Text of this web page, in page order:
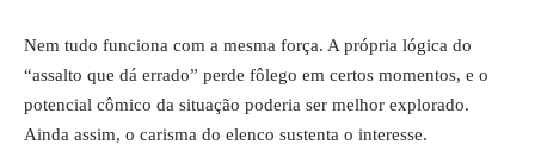
Nem tudo funciona com a mesma força. A própria lógica do
“assalto que dá errado” perde fôlego em certos momentos, e o
potencial cômico da situação poderia ser melhor explorado.
Ainda assim, o carisma do elenco sustenta o interesse.